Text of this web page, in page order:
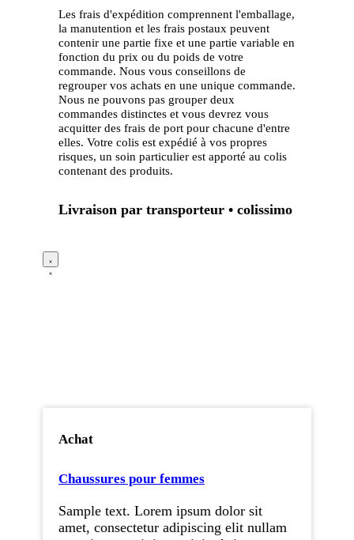
Les frais d'expédition comprennent l'emballage,
la manutention et les frais postaux peuvent
contenir une partie fixe et une partie variable en
fonction du prix ou du poids de votre
commande. Nous vous conseillons de
regrouper vos achats en une unique commande.
Nous ne pouvons pas grouper deux
commandes distinctes et vous devrez vous
acquitter des frais de port pour chacune d'entre
elles. Votre colis est expédié à vos propres
risques, un soin particulier est apporté au colis
contenant des produits.
Livraison par transporteur • colissimo
Achat
Chaussures pour femmes
Sample text. Lorem ipsum dolor sit
amet, consectetur adipiscing elit nullam